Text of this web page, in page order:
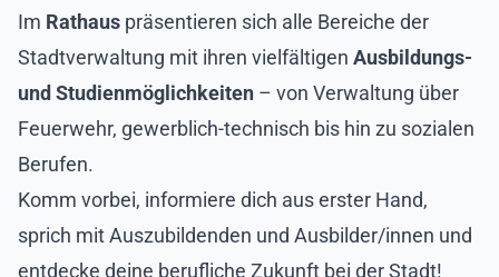
Im Rathaus präsentieren sich alle Bereiche der
Stadtverwaltung mit ihren vielfältigen Ausbildungs-
und Studienmöglichkeiten – von Verwaltung über
Feuerwehr, gewerblich-technisch bis hin zu sozialen
Berufen.
Komm vorbei, informiere dich aus erster Hand,
sprich mit Auszubildenden und Ausbilder/innen und
entdecke deine berufliche Zukunft bei der Stadt!